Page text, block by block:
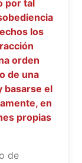
por tal
los
orden
de una
basarse el
en
propias
de